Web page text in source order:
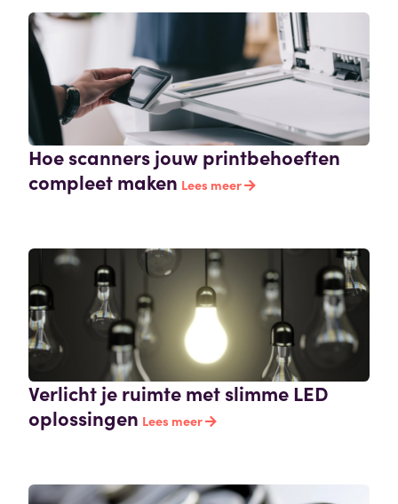
Hoe scanners jouw printbehoeften
compleet maken Lees meer
Verlicht je ruimte met slimme LED
oplossingen Lees meer